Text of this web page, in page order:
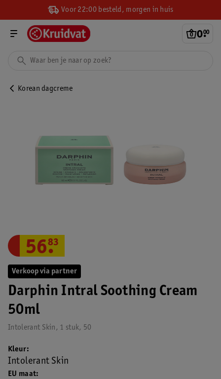
Voor 22:00 besteld, morgen in huis
0.
00
Korean dagcreme
Verkoop via partner
Darphin Intral Soothing Cream
50ml
Intolerant Skin, 1 stuk, 50
56.
83
EU maat
Kleur
Intolerant Skin